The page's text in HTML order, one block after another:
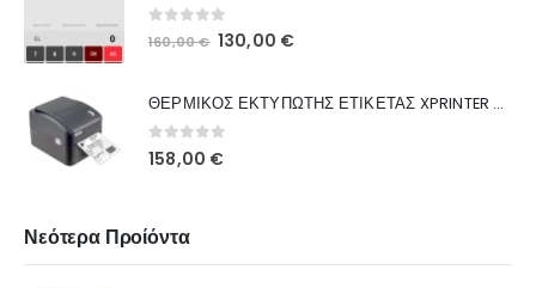
out of 5
160,00€ 130,00 €
ΘΕΡΜΙΚΟΣ ΕΚΤΥΠΩΤΗΣ ΕΤΙΚΕΤΑΣ XPRINTER XP-420B
0out of 5
158,00 €
Νεότερα Προίόντα